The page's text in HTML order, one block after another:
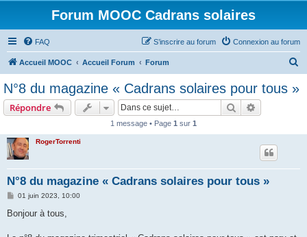
Forum MOOC Cadrans solaires
FAQ Connexion au forum
S’inscrire au forum
Accueil MOOC Accueil Forum Forum
N°8 du magazine « Cadrans solaires pour tous »
Répondre Rechercher
1 message • Page 1 sur 1
RogerTorrenti
N°8 du magazine « Cadrans solaires pour tous »
M
s
01 juin 2023, 10:00
Bonjour à tous,